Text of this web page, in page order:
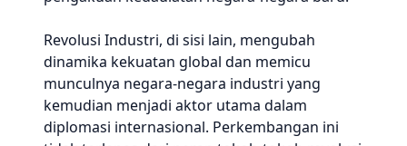
Revolusi Industri, di sisi lain, mengubah
dinamika kekuatan global dan memicu
munculnya negara-negara industri yang
kemudian menjadi aktor utama dalam
diplomasi internasional. Perkembangan ini